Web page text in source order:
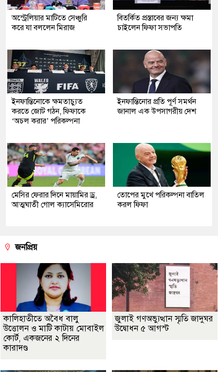
অস্ট্রেলিয়ার মাটিতে সেঞ্চুরি
করে যা বললেন মিরাজ
বিতর্কিত প্রস্তাবের জন্য ক্ষমা
চাইলেন ফিফা সভাপতি
ইনফান্তিনোকে ক্ষমতাচ্যুত
করতে জোট গঠন, ফিফাকে
‘অচল করার’ পরিকল্পনা
ইনফান্তিনোর প্রতি পূর্ণ সমর্থন
জানাল এক উপসাগরীয় দেশ
মেসির ফেরার দিনে মায়ামির ড্র,
আত্মঘাতী গোল ক্যাসেমিরোর
তোপের মুখে পরিকল্পনা বাতিল
করল ফিফা
জনপ্রিয়
কালিহাতীতে অবৈধ বালু
উত্তোলন ও মাটি কাটায় মোবাইল
কোর্ট, একজনের ২ দিনের
কারাদণ্ড
জুলাই গণঅভ্যুত্থান স্মৃতি জাদুঘর
উদ্বোধন ৫ আগস্ট